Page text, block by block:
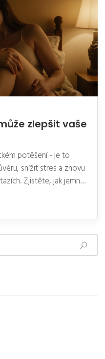
zlepšit vaše
potěšení - je to
snížit stres a znovu
Zjistěte, jak jemný